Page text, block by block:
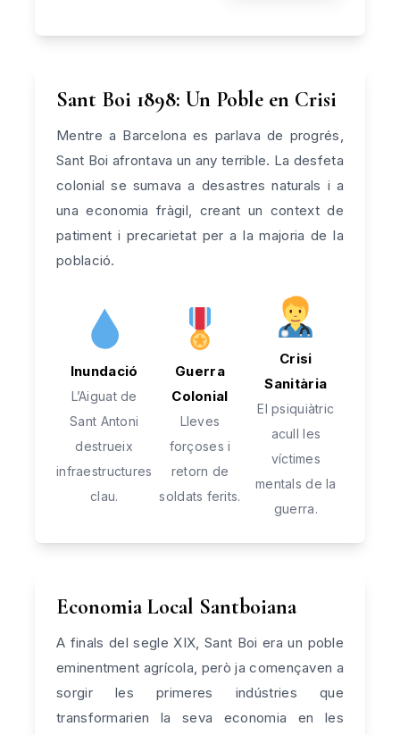
Sant Boi 1898: Un Poble en Crisi
Mentre a Barcelona es parlava de progrés,
Sant Boi afrontava un any terrible. La desfeta
colonial se sumava a desastres naturals i a
una economia fràgil, creant un context de
patiment i precarietat per a la majoria de la
població.
Inundació
L’Aiguat de
Sant Antoni
destrueix
infraestructures
clau.
Guerra
Colonial
Lleves
forçoses i
retorn de
soldats ferits.
Crisi
Sanitària
El psiquiàtric
acull les
víctimes
mentals de la
guerra.
Economia Local Santboiana
A finals del segle XIX, Sant Boi era un poble
eminentment agrícola, però ja començaven a
sorgir les primeres indústries que
transformarien la seva economia en les